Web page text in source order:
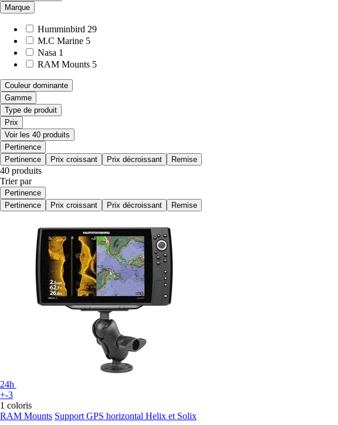
Marque
Humminbird 29
M.C Marine 5
Nasa 1
RAM Mounts 5
Couleur dominante
Gamme
Type de produit
Prix
Voir les 40 produits
Pertinence
Pertinence
Prix croissant Prix décroissant Remise
40 produits
Trier par
Pertinence
Pertinence
Prix croissant Prix décroissant Remise
24h
+-3
1 coloris
RAM Mounts Support GPS horizontal Helix et Solix